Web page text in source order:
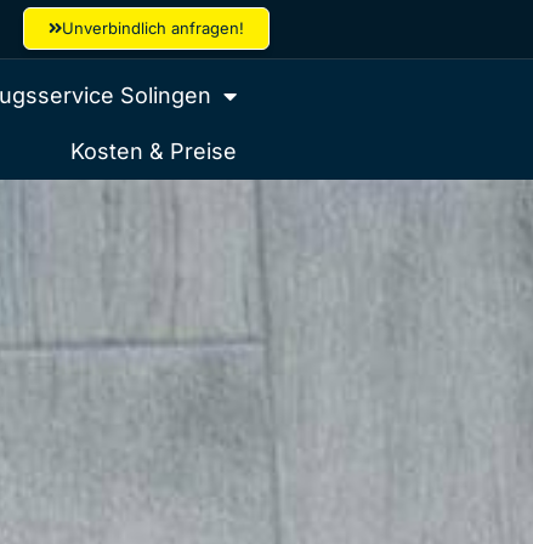
Unverbindlich anfragen!
Solingen
Kosten & Preise